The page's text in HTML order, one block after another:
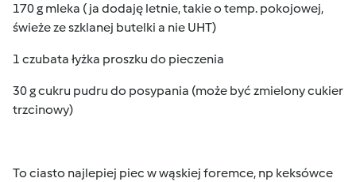
170 g mleka ( ja dodaję letnie, takie o temp. pokojowej,
świeże ze szklanej butelki a nie UHT)
1 czubata łyżka proszku do pieczenia
30 g cukru pudru do posypania (może być zmielony cukier
trzcinowy)
To ciasto najlepiej piec w wąskiej foremce, np keksówce